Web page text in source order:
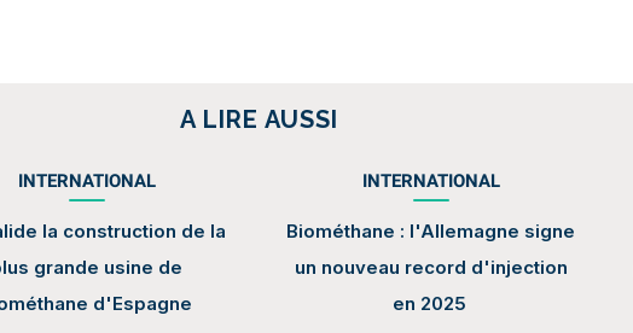
A LIRE AUSSI
INTERNATIONAL
la construction de la
grande usine de
d'Espagne
INTERNATIONAL
Biométhane : l'Allemagne signe
un nouveau record d'injection
en 2025